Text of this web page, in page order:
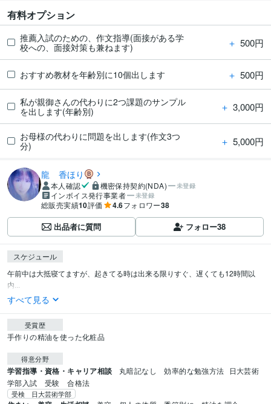
有料オプション
推薦入試のための、作文指導(面接がある学
校への、面接対策も兼ねます)
＋ 500円
おすすめ教材を年齢別に10個出します ＋ 500円
私が親御さんの代わりに2つ課題のサンプル
を出します(年齢別)
＋ 3,000円
お母様の代わりに問題を出します(作文3つ
分)
＋ 5,000円
龍 香ほり
本人確認 機密保持契約(NDA) 未登録
インボイス発行事業者 未登録
総販売実績10評価 4.6フォロワー38
出品者に質問 フォロー38
スケジュール
午前中は大抵寝てますが、起きてる時は出来る限りすぐ、遅くても12時間以
内...
すべて見る
受賞歴
手作りの精油を使った化粧品
得意分野
学習指導・資格・キャリア相談 丸暗記なし　効率的な勉強方法
日大芸術
学部入試　受験　合格法
受検 日大芸術学部